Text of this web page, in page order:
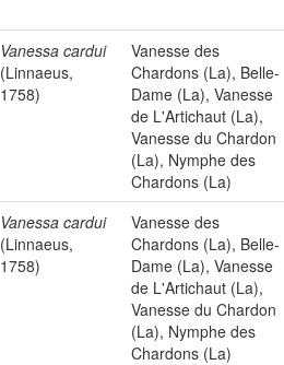
Vanessa cardui
(Linnaeus,
1758)
Vanesse des
Chardons (La), Belle-
Dame (La), Vanesse
de L'Artichaut (La),
Vanesse du Chardon
(La), Nymphe des
Chardons (La)
Vanessa cardui
(Linnaeus,
1758)
Vanesse des
Chardons (La), Belle-
Dame (La), Vanesse
de L'Artichaut (La),
Vanesse du Chardon
(La), Nymphe des
Chardons (La)